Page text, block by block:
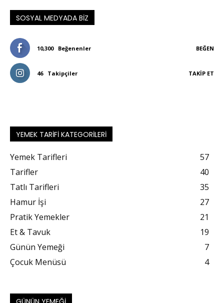
SOSYAL MEDYADA BIZ
10,300 Beğenenler BEĞEN
46 Takipçiler TAKIP ET
YEMEK TARIFI KATEGORILERI
Yemek Tarifleri
57
Tarifler
40
Tatlı Tarifleri
35
Hamur İşi
27
Pratik Yemekler
21
Et & Tavuk
19
Günün Yemeği
7
Çocuk Menüsü
4